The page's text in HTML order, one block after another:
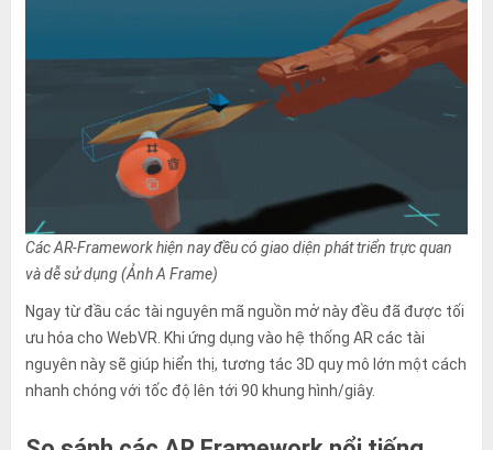
Các AR-Framework hiện nay đều có giao diện phát triển trực quan
và dễ sử dụng (Ảnh A Frame)
Ngay từ đầu các tài nguyên mã nguồn mở này đều đã được tối
ưu hóa cho WebVR. Khi ứng dụng vào hệ thống AR các tài
nguyên này sẽ giúp hiển thị, tương tác 3D quy mô lớn một cách
nhanh chóng với tốc độ lên tới 90 khung hình/giây.